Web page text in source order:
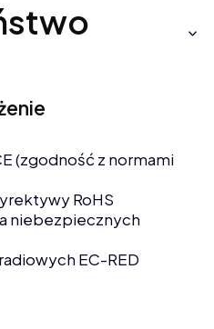
(zgodność z normami
RoHS
niebezpiecznych
EC-RED